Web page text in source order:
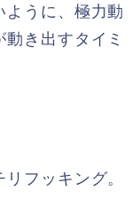
ように、極力動
き出すタイミ
フッキング。